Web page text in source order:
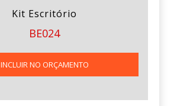
Kit Escritório
BE024
INCLUIR NO ORÇAMENTO